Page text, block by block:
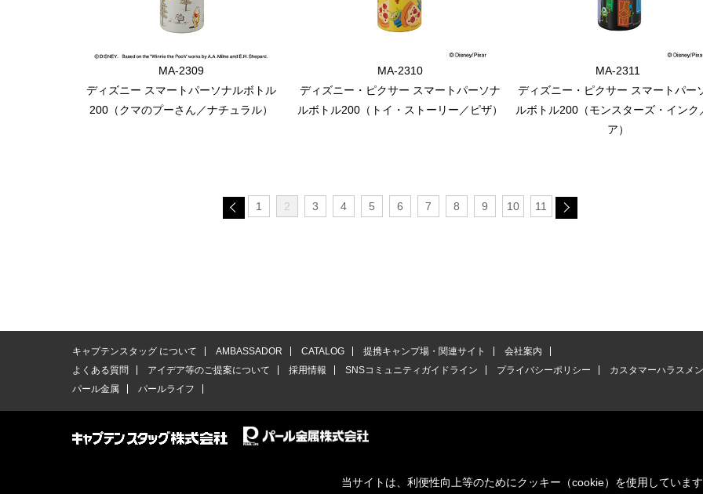
MA-2309
ディズニー スマートパーソナルボトル
200（クマのプーさん／ナチュラル）
MA-2310
ディズニー・ピクサー スマートパーソナ
ルボトル200（トイ・ストーリー／ピザ）
MA-2311
ディズニー・ピクサー スマートパー
ルボトル200（モンスターズ・インク
ア）
1 2 3 4 5 6 7 8 9 10 11
キャプテンスタッグ について AMBASSADOR CATALOG 提携キャンプ場・関連サイト
会社案内
よくある質問
アイデア等のご提案について 採用情報 SNSコミュニティガイドライン プライバシーポリシー
カスタマーハラスメ
パール金属
パールライフ
当サイトは、利便性向上等のためにクッキー（cookie）を使用していま